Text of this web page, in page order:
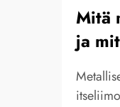
Mitä
ja